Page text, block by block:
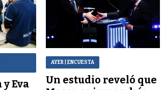
Eva
AYER | ENCUESTA
Un estudio reveló que